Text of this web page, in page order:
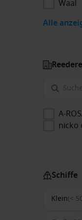
Waal
Alle
A-
nicko
Schiffe
Klein(<